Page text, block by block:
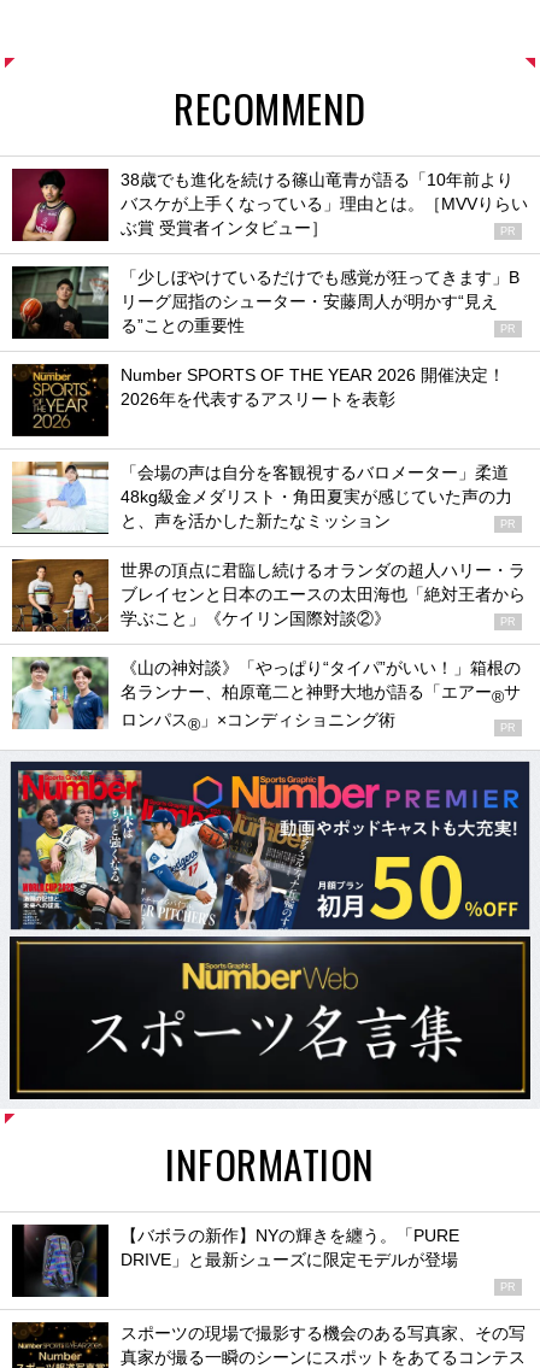
RECOMMEND
38歳でも進化を続ける篠山竜青が語る「10年前より
バスケが上手くなっている」理由とは。［MVVりらい
ぶ賞 受賞者インタビュー］
PR
「少しぼやけているだけでも感覚が狂ってきます」B
リーグ屈指のシューター・安藤周人が明かす“見え
る”ことの重要性
PR
Number SPORTS OF THE YEAR 2026 開催決定！
2026年を代表するアスリートを表彰
「会場の声は自分を客観視するバロメーター」柔道
48kg級金メダリスト・角田夏実が感じていた声の力
と、声を活かした新たなミッション
PR
世界の頂点に君臨し続けるオランダの超人ハリー・ラ
ブレイセンと日本のエースの太田海也「絶対王者から
学ぶこと」《ケイリン国際対談②》
PR
《山の神対談》「やっぱり“タイパ”がいい！」箱根の
名ランナー、柏原竜二と神野大地が語る「エアー®サ
ロンパス® 」×コンディショニング術 PR
INFORMATION
【バボラの新作】NYの輝きを纏う。「PURE
DRIVE」と最新シューズに限定モデルが登場
PR
スポーツの現場で撮影する機会のある写真家、その写
真家が撮る一瞬のシーンにスポットをあてるコンテス